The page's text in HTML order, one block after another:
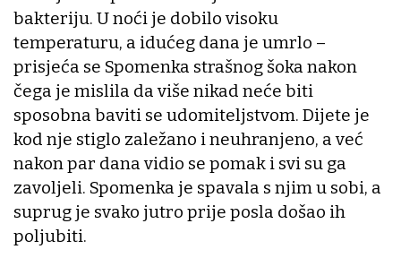
bakteriju. U noći je dobilo visoku
temperaturu, a idućeg dana je umrlo –
prisjeća se Spomenka strašnog šoka nakon
čega je mislila da više nikad neće biti
sposobna baviti se udomiteljstvom. Dijete je
kod nje stiglo zaležano i neuhranjeno, a već
nakon par dana vidio se pomak i svi su ga
zavoljeli. Spomenka je spavala s njim u sobi, a
suprug je svako jutro prije posla došao ih
poljubiti.